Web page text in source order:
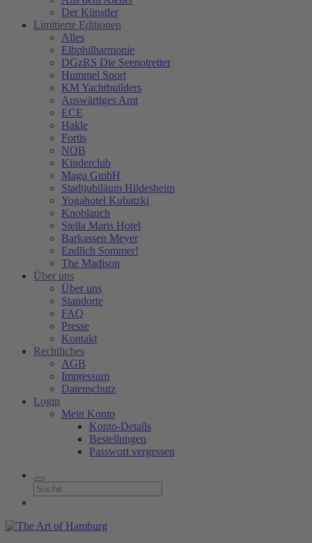
Der Künstler
Limitierte Editionen
Alles
Elbphilharmonie
DGzRS Die Seenotretter
Hummel Sport
KM Yachtbuilders
Auswärtiges Amt
ECE
Hakle
Fortis
NOB
Kinderclub
Magu GmbH
Stadtjubiläum Hildesheim
Yogahotel Kubatzki
Knoblauch
Stella Maris Hotel
Barkassen Meyer
Endlich Sommer!
The Madison
Über uns
Über uns
Standorte
FAQ
Presse
Kontakt
Rechtliches
AGB
Impressum
Datenschutz
Login
Mein Konto
Konto-Details
Bestellungen
Passwort vergessen